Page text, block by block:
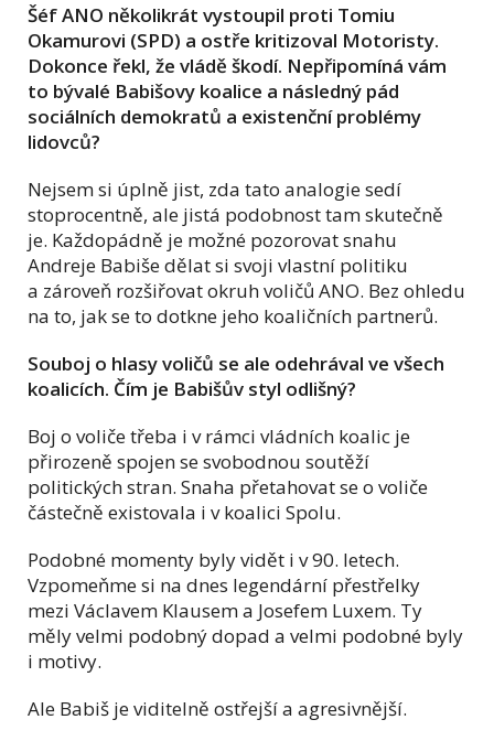
Šéf ANO několikrát vystoupil proti Tomiu
Okamurovi (SPD) a ostře kritizoval Motoristy.
Dokonce řekl, že vládě škodí. Nepřipomíná vám
to bývalé Babišovy koalice a následný pád
sociálních demokratů a existenční problémy
lidovců?
Nejsem si úplně jist, zda tato analogie sedí
stoprocentně, ale jistá podobnost tam skutečně
je. Každopádně je možné pozorovat snahu
Andreje Babiše dělat si svoji vlastní politiku
a zároveň rozšiřovat okruh voličů ANO. Bez ohledu
na to, jak se to dotkne jeho koaličních partnerů.
Souboj o hlasy voličů se ale odehrával ve všech
koalicích. Čím je Babišův styl odlišný?
Boj o voliče třeba i v rámci vládních koalic je
přirozeně spojen se svobodnou soutěží
politických stran. Snaha přetahovat se o voliče
částečně existovala i v koalici Spolu.
Podobné momenty byly vidět i v 90. letech.
Vzpomeňme si na dnes legendární přestřelky
mezi Václavem Klausem a Josefem Luxem. Ty
měly velmi podobný dopad a velmi podobné byly
i motivy.
Ale Babiš je viditelně ostřejší a agresivnější.